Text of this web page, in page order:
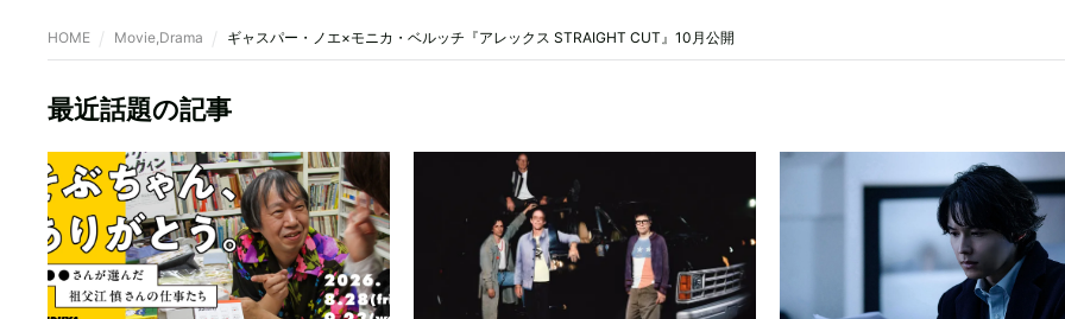
HOME Movie,Drama ギャスパー・ノエ×モニカ・ベルッチ『アレックス STRAIGHT CUT』10月公開
最近話題の記事